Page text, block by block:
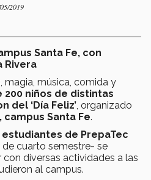
2019
Santa Fe, con
Rivera
magia, música, comida y
200 niños de distintas
del ‘Día Feliz’ , organizado
Santa Fe.
estudiantes de PrepaTec
de cuarto semestre- se
diversas actividades a las
al campus.